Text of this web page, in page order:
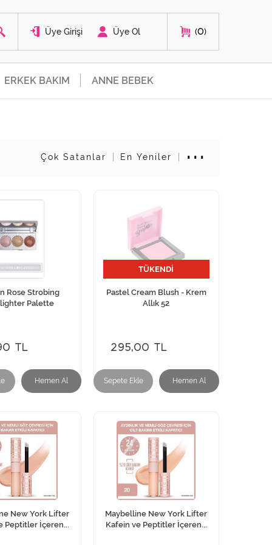
Üye Girişi Üye Ol 0
ERKEK BAKIM ANNE BEBEK
Çok Satanlar En Yeniler
Hemen Al
Rose Strobing
Palette
TL
Sepete Ekle Hemen Al
TÜKENDİ
Pastel Cream Blush - Krem
Allık 52
295,00 TL
New York Lifter
Peptitler İçeren...
Maybelline New York Lifter
Kafein ve Peptitler İçeren...